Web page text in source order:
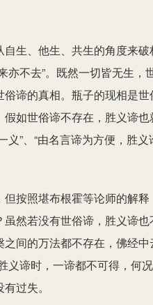
生、他生、共生的角度来
亦不去”。既然一切皆无生，
俗谛的真相。瓶子的现相是
如世俗谛不存在，胜义谛
”、“由名言谛为方便，胜
按照堪布根霍等论师的解
然若没有世俗谛，胜义谛
间的万法都不存在，佛经
义谛时，一谛都不可得，何
过失。